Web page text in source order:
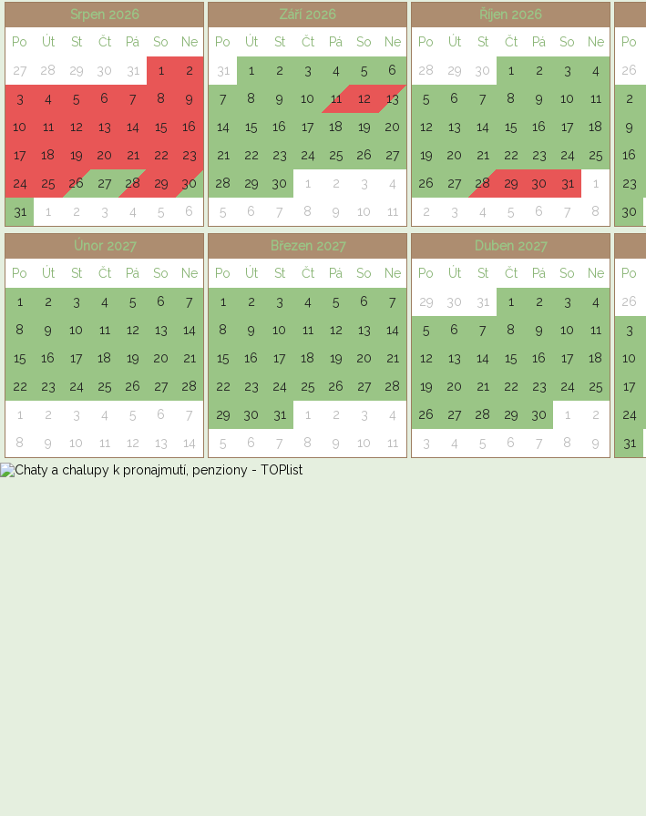
Srpen 2026
Po
Út St Čt Pá So
Ne
27
28 29 30 31 1
2
3
4 5 6 7 8
9
10
11 12 13 14 15
16
17
18 19 20 21 22
23
24
25 26 27 28 29
30
31
1 2 3 4 5 6
Září 2026
Po
Út St Čt Pá So
Ne
31
1 2 3 4 5
6
7
8 9 10 11 12
13
14
15 16 17 18 19
20
21
22 23 24 25 26
27
28
29 30 1 2 3
4
5
6 7 8 9 10 11
Říjen 2026
Po
Út St Čt Pá So
Ne
28
29 30 1 2 3
4
5
6 7 8 9 10
11
12
13 14 15 16 17
18
19
20 21 22 23 24
25
26
27 28 29 30 31
1
2
3 4 5 6 7 8
Po
26
2
9
16
23
30
Únor 2027
Po
Út St Čt Pá So
Ne
1
2 3 4 5 6
7
8
9 10 11 12 13
14
15
16 17 18 19 20
21
22
23 24 25 26 27
28
1
2 3 4 5 6
7
8
9 10 11 12 13 14
Březen 2027
Po
Út St Čt Pá So
Ne
1
2 3 4 5 6
7
8
9 10 11 12 13
14
15
16 17 18 19 20
21
22
23 24 25 26 27
28
29
30 31 1 2 3
4
5
6 7 8 9 10 11
Duben 2027
Po
Út St Čt Pá So
Ne
29
30 31 1 2 3
4
5
6 7 8 9 10
11
12
13 14 15 16 17
18
19
20 21 22 23 24
25
26
27 28 29 30 1
2
3
4 5 6 7 8 9
Po
26
3
10
17
24
31